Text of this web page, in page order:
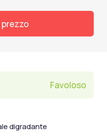
prezzo
Favoloso
digradante